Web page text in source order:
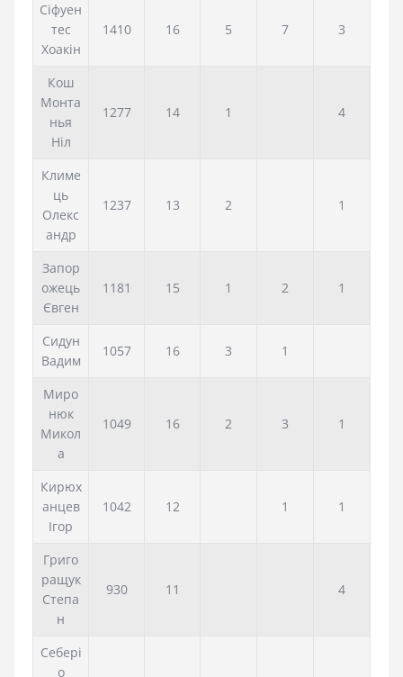
Сіфуен
тес
Хоакін
1410 16 5 7 3
Кош
Монта
нья
Ніл
1277 14 1 4
Климе
ць
Олекс
андр
1237 13 2 1
Запор
ожець
Євген
1181 15 1 2 1
Сидун
Вадим
1057 16 3 1
Миро
нюк
Микол
а
1049 16 2 3 1
Кирюх
анцев
Ігор
1042 12 1 1
Григо
ращук
Степа
н
930 11 4
Себері
о